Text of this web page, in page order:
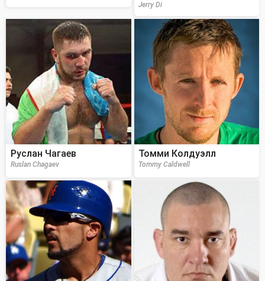
Jerry Di
Руслан Чагаев
Ruslan Chagaev
Томми Колдуэлл
Tommy Caldwell